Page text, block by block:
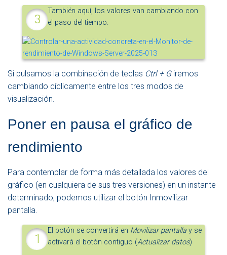
También aquí, los valores van cambiando con
el paso del tiempo.
Si pulsamos la combinación de teclas Ctrl + Giremos
cambiando cíclicamente entre los tres modos de
visualización.
Poner en pausa el gráfico de
rendimiento
Para contemplar de forma más detallada los valores del
gráfico (en cualquiera de sus tres versiones) en un instante
determinado, podemos utilizar el botón Inmovilizar
pantalla.
El botón se convertirá en Movilizar pantalla y se
activará el botón contiguo (Actualizar datos)